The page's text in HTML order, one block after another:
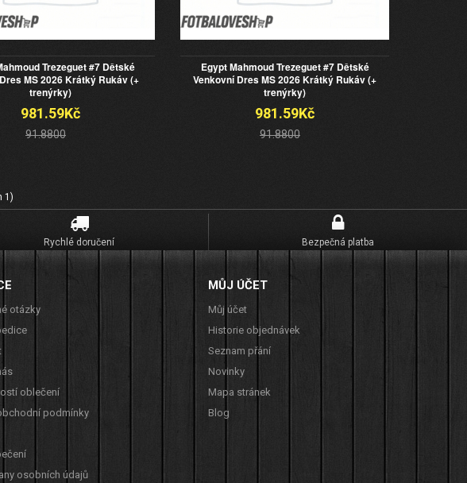
Trezeguet #7 Dětské
MS 2026 Krátký Rukáv (+
trenýrky)
981.59Kč
91.8800
Egypt Mahmoud Trezeguet #7 Dětské
Venkovní Dres MS 2026 Krátký Rukáv (+
trenýrky)
981.59Kč
91.8800
1)
Rychlé doručení Bezpečná platba
otázky
oblečení
podmínky
osobních údajů
MŮJ ÚČET
Můj účet
Historie objednávek
Seznam přání
Novinky
Mapa stránek
Blog